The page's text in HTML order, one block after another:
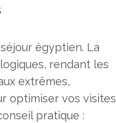
égyptien. La
rendant les
extrêmes,
optimiser vos
pratique :